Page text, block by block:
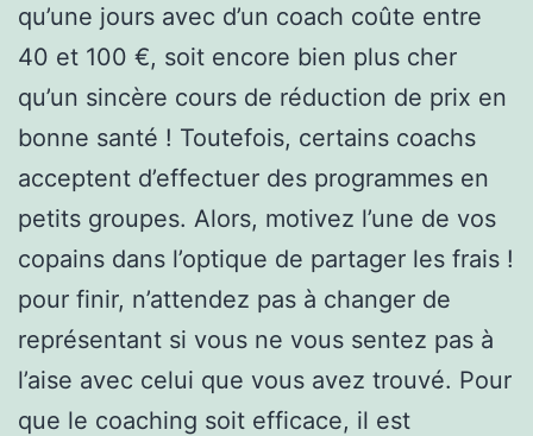
qu’une jours avec d’un coach coûte entre
40 et 100 €, soit encore bien plus cher
qu’un sincère cours de réduction de prix en
bonne santé ! Toutefois, certains coachs
acceptent d’effectuer des programmes en
petits groupes. Alors, motivez l’une de vos
copains dans l’optique de partager les frais !
pour finir, n’attendez pas à changer de
représentant si vous ne vous sentez pas à
l’aise avec celui que vous avez trouvé. Pour
que le coaching soit efficace, il est